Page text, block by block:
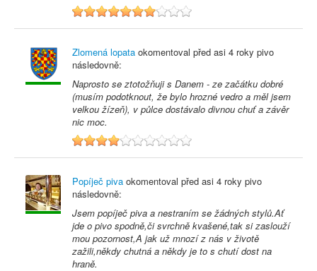
7
Zlomená lopata okomentoval před asi 4 roky pivo
následovně:
Naprosto se ztotožňuji s Danem - ze začátku dobré
(musím podotknout, že bylo hrozné vedro a měl jsem
velkou žízeň), v půlce dostávalo divnou chuť a závěr
nic moc.
4
Popíječ piva okomentoval před asi 4 roky pivo
následovně:
Jsem popíječ piva a nestraním se žádných stylů.Ať
jde o pivo spodně,či svrchně kvašené,tak si zaslouží
mou pozornost,A jak už mnozí z nás v životě
zažili,někdy chutná a někdy je to s chutí dost na
hraně.